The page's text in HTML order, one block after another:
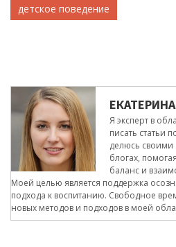
детское поведение
Я эксперт в
писать статьи
делюсь
блогах,
баланс и
Моей целью является поддержка
подхода к воспитанию. Свободное
новых методов и подходов в моей